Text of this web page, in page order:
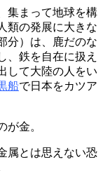
集まって地球を構
類の発展に大きな
分）は、鹿だのな
、鉄を自在に扱え
して大陸の人をい
船で日本をカツア
が金。
属とは思えない恐